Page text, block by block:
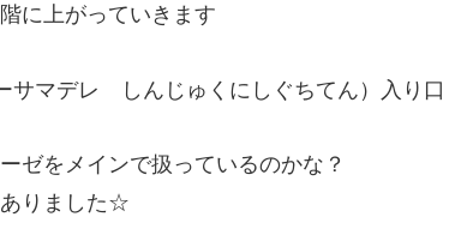
に上がっていきます
ゼをメインで扱っているのかな？
りました☆